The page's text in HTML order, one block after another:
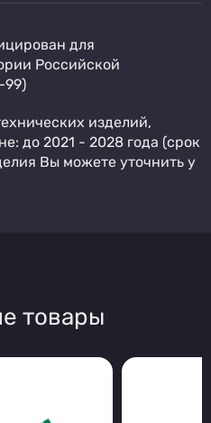
для
Российской
изделий,
до 2021 - 2028 года (срок
Вы можете уточнить у
товары